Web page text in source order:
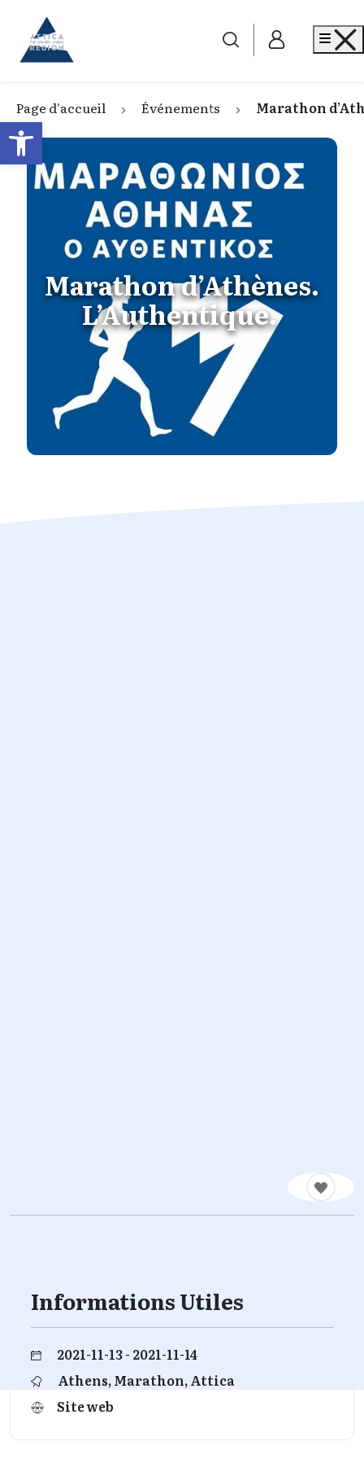
Open toolbar
Go to home
Page d'accueil Événements Marathon
Marathon d’Athènes.
L’Authentique.
Informations Utiles
2021-11-13 - 2021-11-14
Athens, Marathon, Attica
Site web